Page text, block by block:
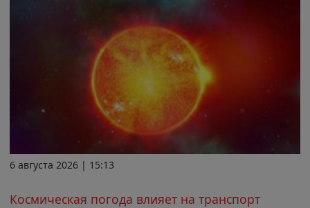
6 августа 2026 | 15:13
Космическая погода влияет на транспорт